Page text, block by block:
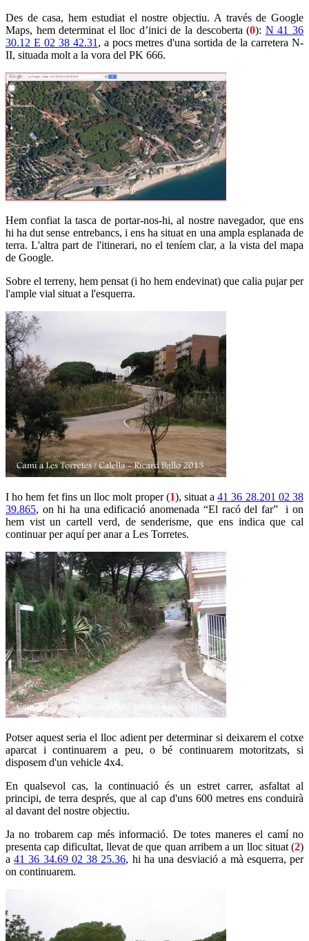
Des de casa, hem estudiat el nostre objectiu. A través de Google
Maps, hem determinat el lloc d’inici de la descoberta (0): N 41 36
30.12 E 02 38 42.31 , a pocs metres d'una sortida de la carretera N-
II, situada molt a la vora del PK 666.
Hem confiat la tasca de portar-nos-hi, al nostre navegador, que ens
hi ha dut sense entrebancs, i ens ha situat en una ampla esplanada de
terra. L'altra part de l'itinerari, no el teníem clar, a la vista del mapa
de Google.
Sobre el terreny, hem pensat (i ho hem endevinat) que calia pujar per
l'ample vial situat a l'esquerra.
I ho hem fet fins un lloc molt proper (1), situat a41 36 28.201 02 38
39.865, on hi ha una edificació anomenada “El racó del far” i on
hem vist un cartell verd, de senderisme, que ens indica que cal
continuar per aquí per anar a Les Torretes.
Potser aquest seria el lloc adient per determinar si deixarem el cotxe
aparcat i continuarem a peu, o bé continuarem motoritzats, si
disposem d'un vehicle 4x4.
En qualsevol cas, la continuació és un estret carrer, asfaltat al
principi, de terra després, que al cap d'uns 600 metres ens conduirà
al davant del nostre objectiu.
Ja no trobarem cap més informació. De totes maneres el camí no
presenta cap dificultat, llevat de que quan arribem a un lloc situat (2)
a41 36 34.69 02 38 25.36, hi ha una desviació a mà esquerra, per
on continuarem.